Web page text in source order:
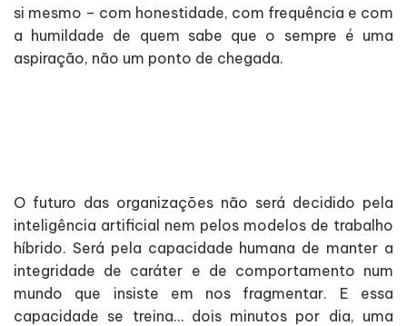
si mesmo – com honestidade, com frequência e com
a humildade de quem sabe que o sempre é uma
aspiração, não um ponto de chegada.
O futuro das organizações não será decidido pela
inteligência artificial nem pelos modelos de trabalho
híbrido. Será pela capacidade humana de manter a
integridade de caráter e de comportamento num
mundo que insiste em nos fragmentar. E essa
capacidade se treina… dois minutos por dia, uma